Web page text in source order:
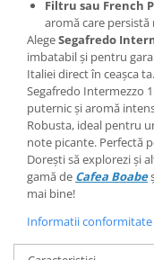
Filtru sau French
aromă care
AlegeSegafredo
imbatabil și pentru
Italiei direct în ceașca ta.
Segafredo Intermezzo
puternic și aromă
Robusta, ideal pentru
note picante. Perfectă
Dorești să explorezi și
gamă de Cafea Boabe
mai bine!
Informatii